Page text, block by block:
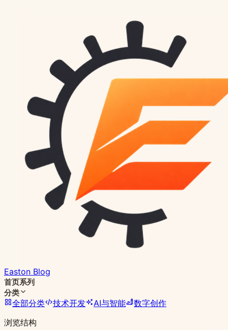
Easton Blog
首页系列
分类
全部分类 技术开发 AI与智能
数字创作
浏览结构